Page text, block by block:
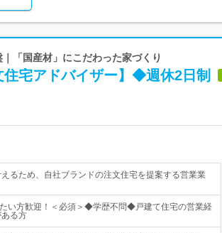
「国産材」にこだわった家づくり
住宅アドバイザー】◆週休2日制
るため、自社ブランドの注文住宅を提案する営業業
い方歓迎！＜必須＞◆学歴不問◆戸建て住宅の営業経
る方